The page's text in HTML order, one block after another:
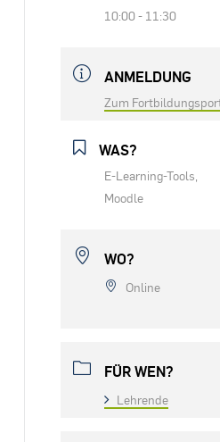
10:00 - 11:30
ANMELDUNG
Zum
WAS?
E-Learning-Tools,
Moodle
WO?
Online
FÜR WEN?
Lehrende